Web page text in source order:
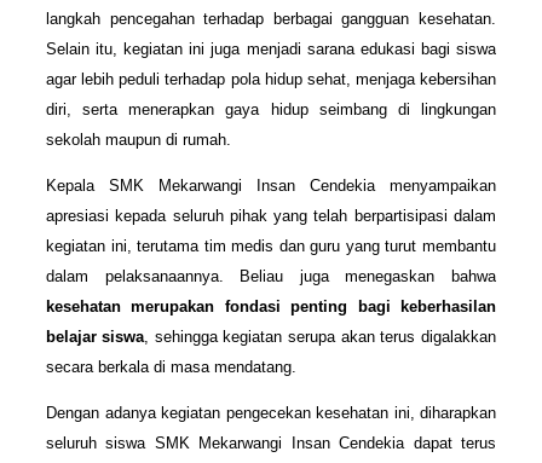
langkah pencegahan terhadap berbagai gangguan kesehatan.
Selain itu, kegiatan ini juga menjadi sarana edukasi bagi siswa
agar lebih peduli terhadap pola hidup sehat, menjaga kebersihan
diri, serta menerapkan gaya hidup seimbang di lingkungan
sekolah maupun di rumah.
Kepala SMK Mekarwangi Insan Cendekia menyampaikan
apresiasi kepada seluruh pihak yang telah berpartisipasi dalam
kegiatan ini, terutama tim medis dan guru yang turut membantu
dalam pelaksanaannya. Beliau juga menegaskan bahwa
kesehatan merupakan fondasi penting bagi keberhasilan
belajar siswa, sehingga kegiatan serupa akan terus digalakkan
secara berkala di masa mendatang.
Dengan adanya kegiatan pengecekan kesehatan ini, diharapkan
seluruh siswa SMK Mekarwangi Insan Cendekia dapat terus